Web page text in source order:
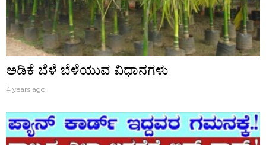
ಅಡಿಕೆ ಬೆಳೆ ಬೆಳೆಯುವ ವಿಧಾನಗಳು
4 years ago